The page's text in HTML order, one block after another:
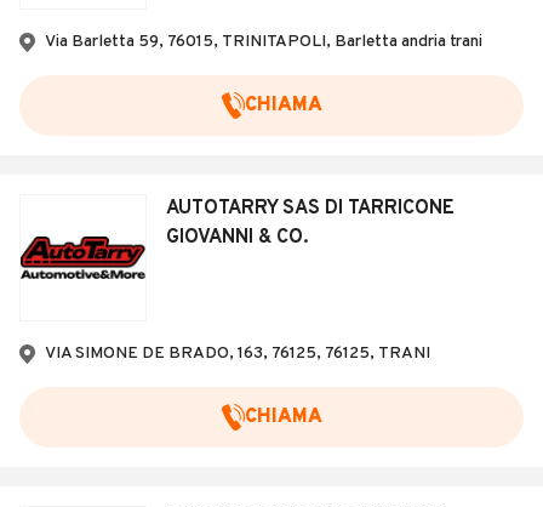
Via Barletta 59, 76015, TRINITAPOLI, Barletta andria trani
CHIAMA
AUTOTARRY SAS DI TARRICONE
GIOVANNI & CO.
VIA SIMONE DE BRADO, 163, 76125, 76125, TRANI
CHIAMA